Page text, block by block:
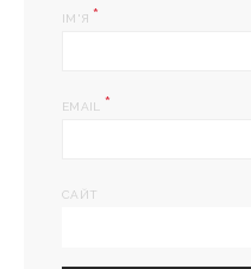
ІМ'Я *
EMAIL *
САЙТ